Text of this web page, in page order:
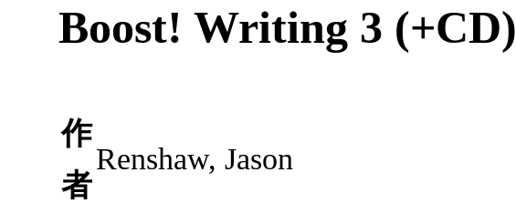
Boost! Writing 3 (+CD)
作
者
Renshaw, Jason